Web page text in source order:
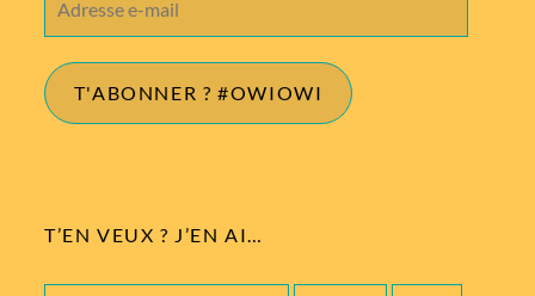
e-
T'ABONNER ? #OWIOWI
T’EN VEUX ? J’EN AI…